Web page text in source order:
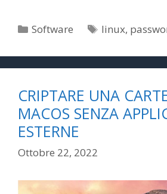
Categorie
Software Tag
linux,
CRIPTARE UNA
MACOS SENZA
ESTERNE
Ottobre 22, 2022